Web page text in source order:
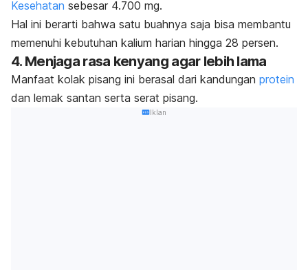
Kesehatan sebesar 4.700 mg.
Hal ini berarti bahwa satu buahnya saja bisa membantu
memenuhi kebutuhan kalium harian hingga 28 persen.
4. Menjaga rasa kenyang agar lebih lama
Manfaat kolak pisang ini berasal dari kandungan protein
dan lemak santan serta serat pisang.
Iklan